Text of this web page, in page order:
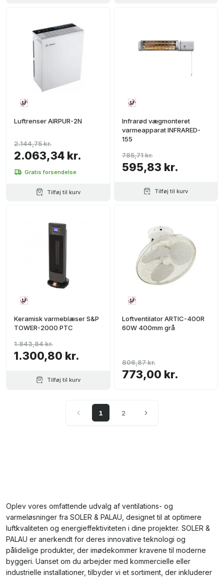
Luftrenser AIRPUR-2N
2.063,34 kr.
2.144,75 kr.
Gratis forsendelse
Tilføj til kurv
Infrarød vægmonteret
varmeapparat INFRARED-
155
595,83 kr.
785,71 kr.
Tilføj til kurv
Keramisk varmeblæser S&P
TOWER-2000 PTC
1.300,80 kr.
1.843,84 kr.
Tilføj til kurv
Loftventilator ARTIC-400R
60W 400mm grå
773,00 kr.
806,87 kr.
1 2
Oplev vores omfattende udvalg af ventilations- og
varmeløsninger fra SOLER & PALAU, designet til at optimere
luftkvaliteten og energieffektiviteten i dine projekter. SOLER &
PALAU er anerkendt for deres innovative teknologi og
pålidelige produkter, der imødekommer kravene til moderne
byggeri. Uanset om du arbejder med kommercielle eller
industrielle installationer, tilbyder vi et sortiment, der inkluderer